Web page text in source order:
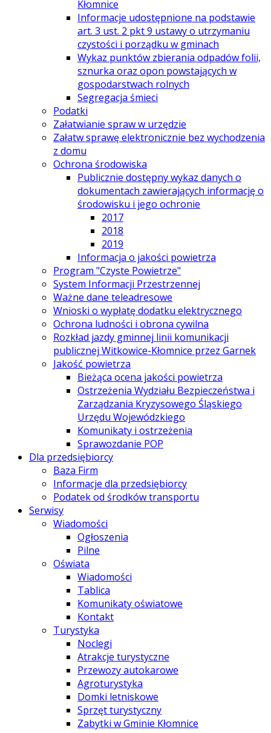
Kłomnice
Informacje udostępnione na podstawie
art. 3 ust. 2 pkt 9 ustawy o utrzymaniu
czystości i porządku w gminach
Wykaz punktów zbierania odpadów folii,
sznurka oraz opon powstających w
gospodarstwach rolnych
Segregacja śmieci
Podatki
Załatwianie spraw w urzędzie
Załatw sprawę elektronicznie bez wychodzenia
z domu
Ochrona środowiska
Publicznie dostępny wykaz danych o
dokumentach zawierających informację o
środowisku i jego ochronie
2017
2018
2019
Informacja o jakości powietrza
Program "Czyste Powietrze"
System Informacji Przestrzennej
Ważne dane teleadresowe
Wnioski o wypłatę dodatku elektrycznego
Ochrona ludności i obrona cywilna
Rozkład jazdy gminnej linii komunikacji
publicznej Witkowice-Kłomnice przez Garnek
Jakość powietrza
Bieżąca ocena jakości powietrza
Ostrzeżenia Wydziału Bezpieczeństwa i
Zarządzania Kryzysowego Śląskiego
Urzędu Wojewódzkiego
Komunikaty i ostrzeżenia
Sprawozdanie POP
Dla przedsiębiorcy
Baza Firm
Informacje dla przedsiębiorcy
Podatek od środków transportu
Serwisy
Wiadomości
Ogłoszenia
Pilne
Oświata
Wiadomości
Tablica
Komunikaty oświatowe
Kontakt
Turystyka
Noclegi
Atrakcje turystyczne
Przewozy autokarowe
Agroturystyka
Domki letniskowe
Sprzęt turystyczny
Zabytki w Gminie Kłomnice